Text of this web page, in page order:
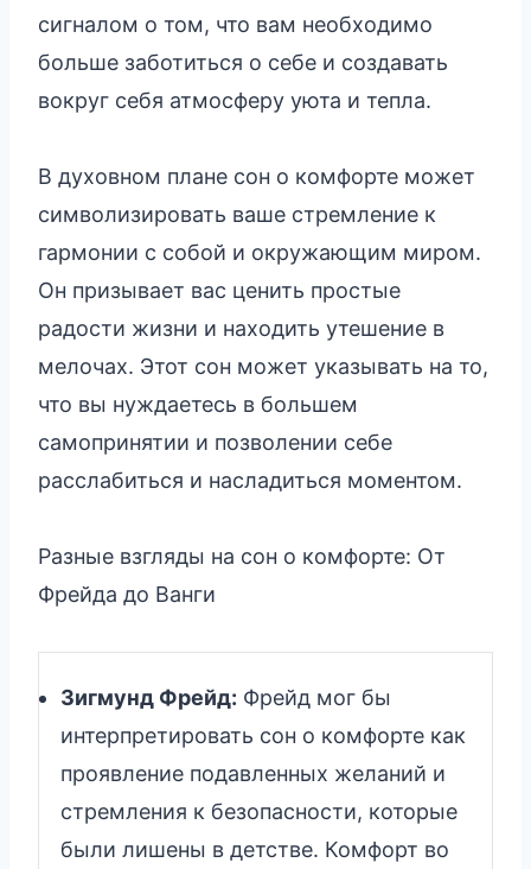
сигналом о том, что вам необходимо
больше заботиться о себе и создавать
вокруг себя атмосферу уюта и тепла.
В духовном плане сон о комфорте может
символизировать ваше стремление к
гармонии с собой и окружающим миром.
Он призывает вас ценить простые
радости жизни и находить утешение в
мелочах. Этот сон может указывать на то,
что вы нуждаетесь в большем
самопринятии и позволении себе
расслабиться и насладиться моментом.
Разные взгляды на сон о комфорте: От
Фрейда до Ванги
Зигмунд Фрейд: Фрейд мог бы
интерпретировать сон о комфорте как
проявление подавленных желаний и
стремления к безопасности, которые
были лишены в детстве. Комфорт во